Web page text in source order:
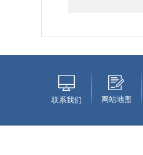
联系我们 网站地图